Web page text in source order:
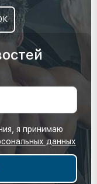
я принимаю
данных